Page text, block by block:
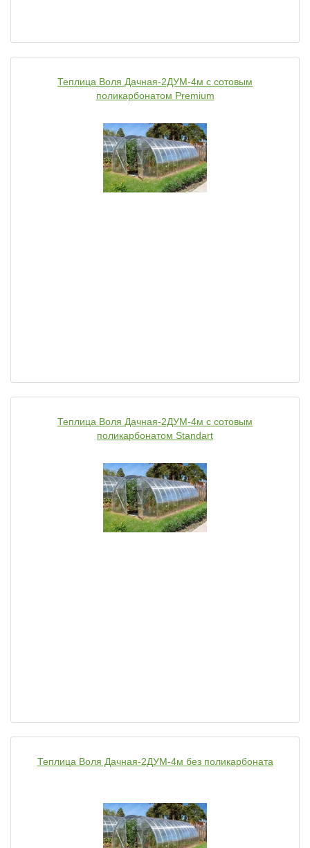
Теплица Воля Дачная-2ДУМ-4м c сотовым
поликарбонатом Premium
Теплица Воля Дачная-2ДУМ-4м c сотовым
поликарбонатом Standart
Теплица Воля Дачная-2ДУМ-4м без поликарбоната